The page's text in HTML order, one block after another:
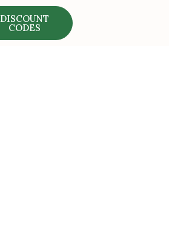
DISCOUNT
CODES